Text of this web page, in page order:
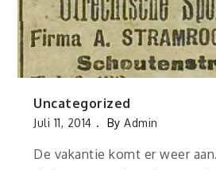
Uncategorized
Juli 11, 2014 ByAdmin
De vakantie komt er weer